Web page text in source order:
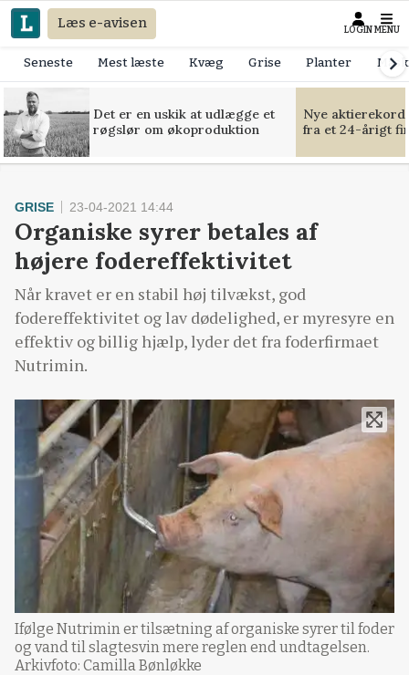
Læs e-avisen LOGIN MENU
Seneste Mest læste Kvæg Grise Planter
Det er en uskik at udlægge et
røgslør om økoproduktion
Nye
fra et 24-årigt
GRISE 23-04-2021 14:44
Organiske syrer betales af
højere fodereffektivitet
Når kravet er en stabil høj tilvækst, god
fodereffektivitet og lav dødelighed, er myresyre en
effektiv og billig hjælp, lyder det fra foderfirmaet
Nutrimin.
Ifølge Nutrimin er tilsætning af organiske syrer til foder
og vand til slagtesvin mere reglen end undtagelsen.
Arkivfoto: Camilla Bønløkke